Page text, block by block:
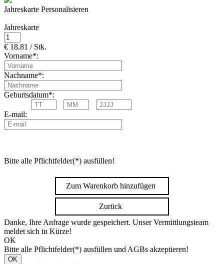
Jahreskarte Personalisieren
Jahreskarte
€ 18.81 / Stk.
Vorname*:
Nachname*:
Geburtsdatum*:
E-mail:
Bitte alle Pflichtfelder(*) ausfüllen!
Zum Warenkorb hinzufügen
Zurück
Danke, Ihre Anfrage wurde gespeichert. Unser Vermittlungsteam
meldet sich in Kürze!
OK
Bitte alle Pflichtfelder(*) ausfüllen und AGBs akzeptieren!
OK